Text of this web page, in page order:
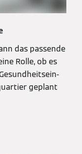
das passende
Rolle, ob es
geplant